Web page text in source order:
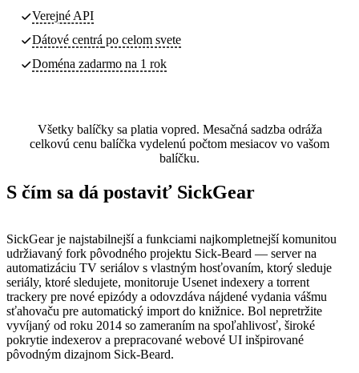
Verejné API
Dátové centrá po celom svete
Doména zadarmo na 1 rok
Všetky balíčky sa platia vopred. Mesačná sadzba odráža
celkovú cenu balíčka vydelenú počtom mesiacov vo vašom
balíčku.
S čím sa dá postaviť SickGear
SickGear je najstabilnejší a funkciami najkompletnejší komunitou
udržiavaný fork pôvodného projektu Sick-Beard — server na
automatizáciu TV seriálov s vlastným hosťovaním, ktorý sleduje
seriály, ktoré sledujete, monitoruje Usenet indexery a torrent
trackery pre nové epizódy a odovzdáva nájdené vydania vášmu
sťahovaču pre automatický import do knižnice. Bol nepretržite
vyvíjaný od roku 2014 so zameraním na spoľahlivosť, široké
pokrytie indexerov a prepracované webové UI inšpirované
pôvodným dizajnom Sick-Beard.